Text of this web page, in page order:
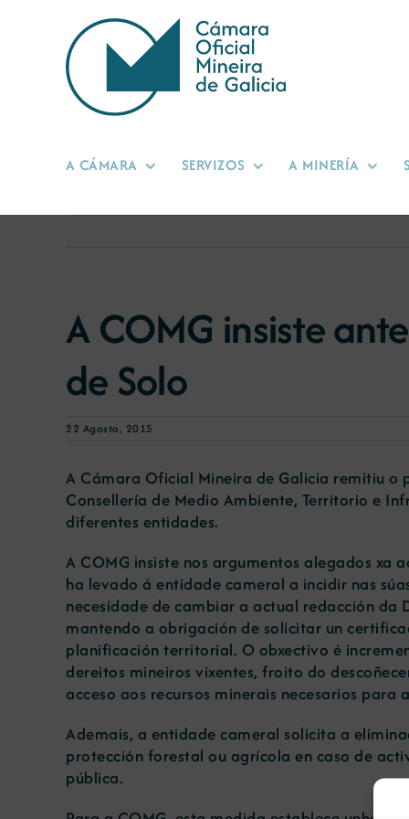
A CÁMARA SERVIZOS A MINERÍA
A COMG insiste
de Solo
22 Agosto, 2015
A Cámara Oficial Mineira de Galicia remitiu o
Consellería de Medio Ambiente, Territorio e
diferentes entidades.
A COMG insiste nos argumentos alegados
ha levado á entidade cameral a incidir nas
necesidade de cambiar a actual redacción
mantendo a obrigación de solicitar un
planificación territorial. O obxectivo é
dereitos mineiros vixentes, froito do
acceso aos recursos minerais necesarios
Ademais, a entidade cameral solicita a
protección forestal ou agrícola en caso de
pública.